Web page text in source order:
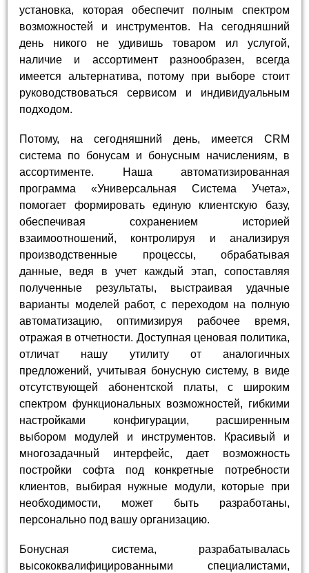
установка, которая обеспечит полным спектром
возможностей и инструментов. На сегодняшний
день никого не удивишь товаром ил услугой,
наличие и ассортимент разнообразен, всегда
имеется альтернатива, потому при выборе стоит
руководствоваться сервисом и индивидуальным
подходом.
Потому, на сегодняшний день, имеется CRM
система по бонусам и бонусным начислениям, в
ассортименте. Наша автоматизированная
программа «Универсальная Система Учета»,
помогает формировать единую клиентскую базу,
обеспечивая сохранением историей
взаимоотношений, контролируя и анализируя
производственные процессы, обрабатывая
данные, ведя в учет каждый этап, сопоставляя
полученные результаты, выстраивая удачные
варианты моделей работ, с переходом на полную
автоматизацию, оптимизируя рабочее время,
отражая в отчетности. Доступная ценовая политика,
отличат нашу утилиту от аналогичных
предложений, учитывая бонусную систему, в виде
отсутствующей абонентской платы, с широким
спектром функциональных возможностей, гибкими
настройками конфигурации, расширенным
выбором модулей и инструментов. Красивый и
многозадачный интерфейс, дает возможность
постройки софта под конкретные потребности
клиентов, выбирая нужные модули, которые при
необходимости, может быть разработаны,
персонально под вашу организацию.
Бонусная система, разрабатывалась
высококвалифицированными специалистами,